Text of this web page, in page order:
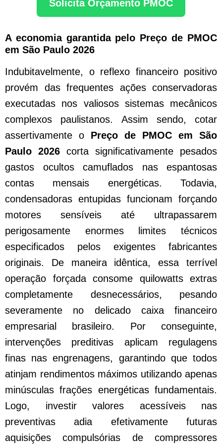
Solicita Orçamento PMOC
A economia garantida pelo Preço de PMOC
em São Paulo 2026
Indubitavelmente, o reflexo financeiro positivo
provém das frequentes ações conservadoras
executadas nos valiosos sistemas mecânicos
complexos paulistanos. Assim sendo, cotar
assertivamente o Preço de PMOC em São
Paulo 2026 corta significativamente pesados
gastos ocultos camuflados nas espantosas
contas mensais energéticas. Todavia,
condensadoras entupidas funcionam forçando
motores sensíveis até ultrapassarem
perigosamente enormes limites técnicos
especificados pelos exigentes fabricantes
originais. De maneira idêntica, essa terrível
operação forçada consome quilowatts extras
completamente desnecessários, pesando
severamente no delicado caixa financeiro
empresarial brasileiro. Por conseguinte,
intervenções preditivas aplicam regulagens
finas nas engrenagens, garantindo que todos
atinjam rendimentos máximos utilizando apenas
minúsculas frações energéticas fundamentais.
Logo, investir valores acessíveis nas
preventivas adia efetivamente futuras
aquisições compulsórias de compressores